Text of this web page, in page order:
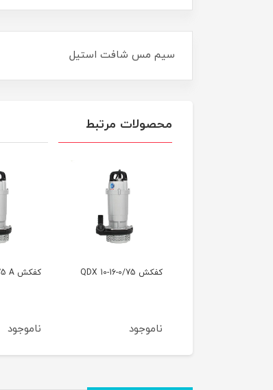
سیم مس شافت استیل
محصولات مرتبط
کفکش QDX 10-16-075 A
ناموجود
کفکش QDX 1/5-32-0/75
ناموجود